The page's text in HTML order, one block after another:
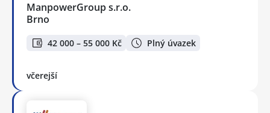
ManpowerGroup s.r.o.
Brno
42 000 – 55 000 Kč Plný úvazek
včerejší